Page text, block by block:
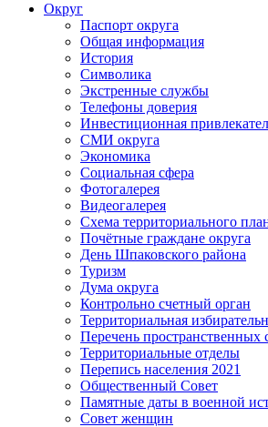
Округ
Паспорт округа
Общая информация
История
Символика
Экстренные службы
Телефоны доверия
Инвестиционная
СМИ округа
Экономика
Социальная сфера
Фотогалерея
Видеогалерея
Схема территориального
Почётные граждане округа
День Шпаковского района
Туризм
Дума округа
Контрольно счетный орган
Территориальная
Перечень пространственных
Территориальные отделы
Перепись населения 2021
Общественный Совет
Памятные даты в военной
Совет женщин